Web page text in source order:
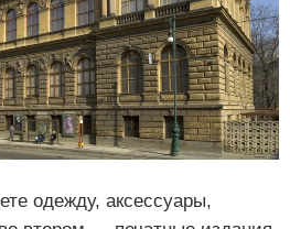
одежду, аксессуары,